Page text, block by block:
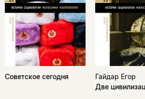
Советское сегодня
Гайдар Егор
Две